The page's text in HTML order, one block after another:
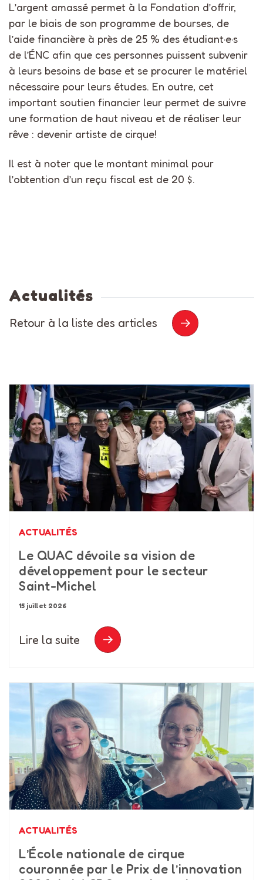
L’argent amassé permet à la Fondation d’offrir,
par le biais de son programme de bourses, de
l’aide financière à près de 25 % des étudiant·e·s
de l’ÉNC afin que ces personnes puissent subvenir
à leurs besoins de base et se procurer le matériel
nécessaire pour leurs études. En outre, cet
important soutien financier leur permet de suivre
une formation de haut niveau et de réaliser leur
rêve : devenir artiste de cirque!
Il est à noter que le montant minimal pour
l’obtention d’un reçu fiscal est de 20 $.
Actualités
Retour à la liste des articles
ACTUALITÉS
Le QUAC dévoile sa vision de
développement pour le secteur
Saint-Michel
15 juillet 2026
Lire la suite
ACTUALITÉS
L’École nationale de cirque
couronnée par le Prix de l’innovation